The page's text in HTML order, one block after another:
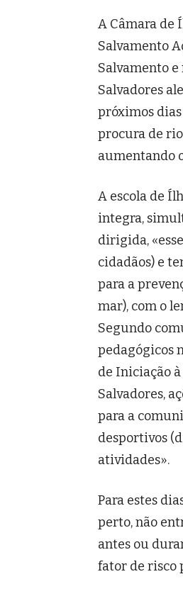
A Câmara de
Salvamento
Salvamento e
Salvadores
próximos
procura de
aumentando
A escola de
integra,
dirigida,
cidadãos) e
para a
mar), com o
Segundo
pedagógicos
de Iniciação
Salvadores,
para a
desportivos
atividades».
Para estes
perto, não
antes ou
fator de risco